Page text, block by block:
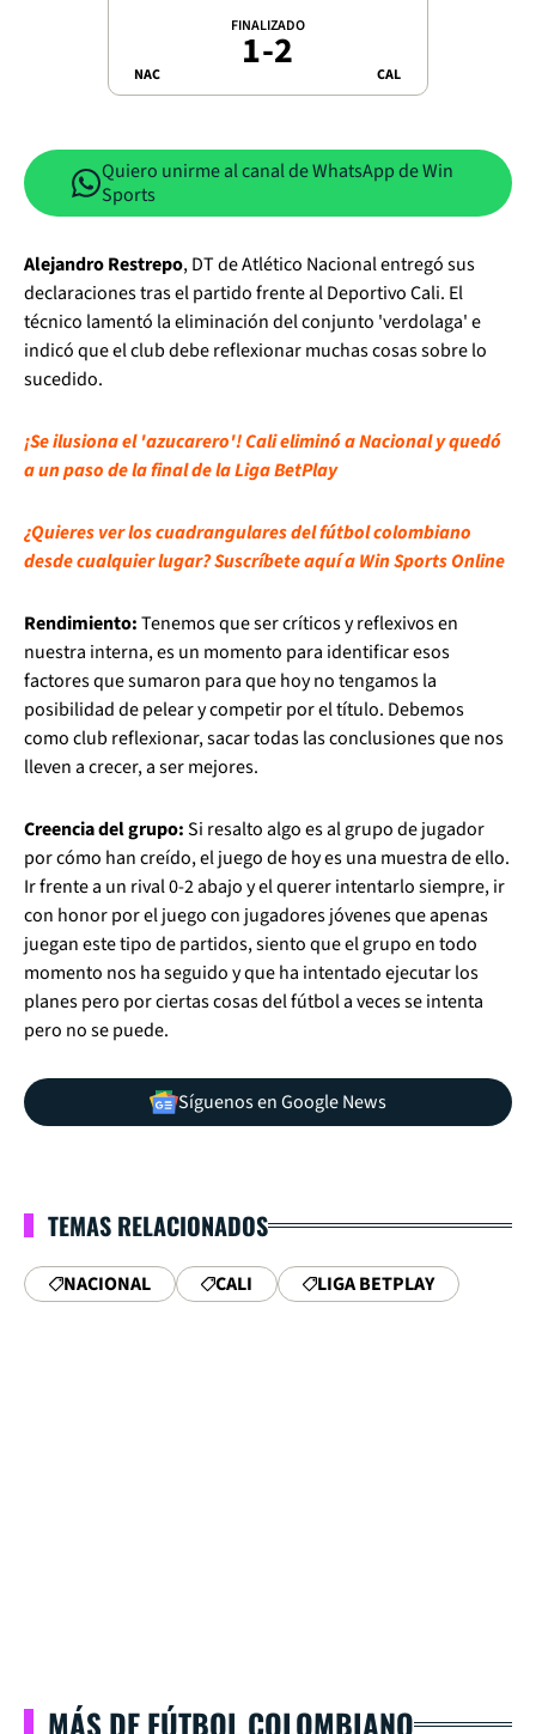
NAC
FINALIZADO
1-2 CAL
Quiero unirme al canal de WhatsApp de Win
Sports
Alejandro Restrepo, DT de Atlético Nacional entregó sus
declaraciones tras el partido frente al Deportivo Cali. El
técnico lamentó la eliminación del conjunto 'verdolaga' e
indicó que el club debe reflexionar muchas cosas sobre lo
sucedido.
¡Se ilusiona el 'azucarero'! Cali eliminó a Nacional y quedó
a un paso de la final de la Liga BetPlay
¿Quieres ver los cuadrangulares del fútbol colombiano
desde cualquier lugar? Suscríbete aquí a Win Sports Online
Rendimiento:Tenemos que ser críticos y reflexivos en
nuestra interna, es un momento para identificar esos
factores que sumaron para que hoy no tengamos la
posibilidad de pelear y competir por el título. Debemos
como club reflexionar, sacar todas las conclusiones que nos
lleven a crecer, a ser mejores.
Creencia del grupo:Si resalto algo es al grupo de jugador
por cómo han creído, el juego de hoy es una muestra de ello.
Ir frente a un rival 0-2 abajo y el querer intentarlo siempre, ir
con honor por el juego con jugadores jóvenes que apenas
juegan este tipo de partidos, siento que el grupo en todo
momento nos ha seguido y que ha intentado ejecutar los
planes pero por ciertas cosas del fútbol a veces se intenta
pero no se puede.
Síguenos en Google News
TEMAS RELACIONADOS
NACIONAL CALI LIGA BETPLAY
MÁS DE FÚTBOL COLOMBIANO